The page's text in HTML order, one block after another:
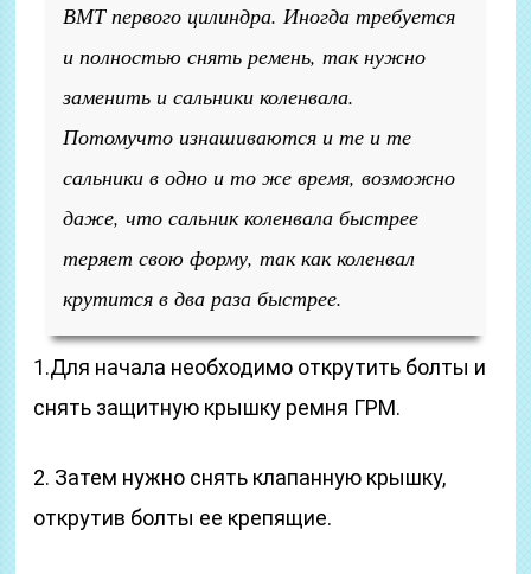
ВМТ первого цилиндра. Иногда требуется
и полностью снять ремень, так нужно
заменить и сальники коленвала.
Потомучто изнашиваются и те и те
сальники в одно и то же время, возможно
даже, что сальник коленвала быстрее
теряет свою форму, так как коленвал
крутится в два раза быстрее.
1.Для начала необходимо открутить болты и
снять защитную крышку ремня ГРМ.
2. Затем нужно снять клапанную крышку,
открутив болты ее крепящие.